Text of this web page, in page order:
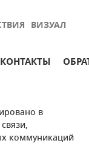
ВИЗУАЛ
КОНТАКТЫ
в
коммуникаций